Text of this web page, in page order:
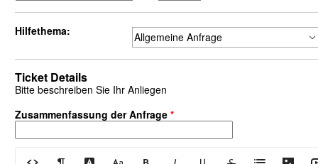
Hilfethema:
Ticket Details
Bitte beschreiben Sie Ihr Anliegen
Zusammenfassung der Anfrage *